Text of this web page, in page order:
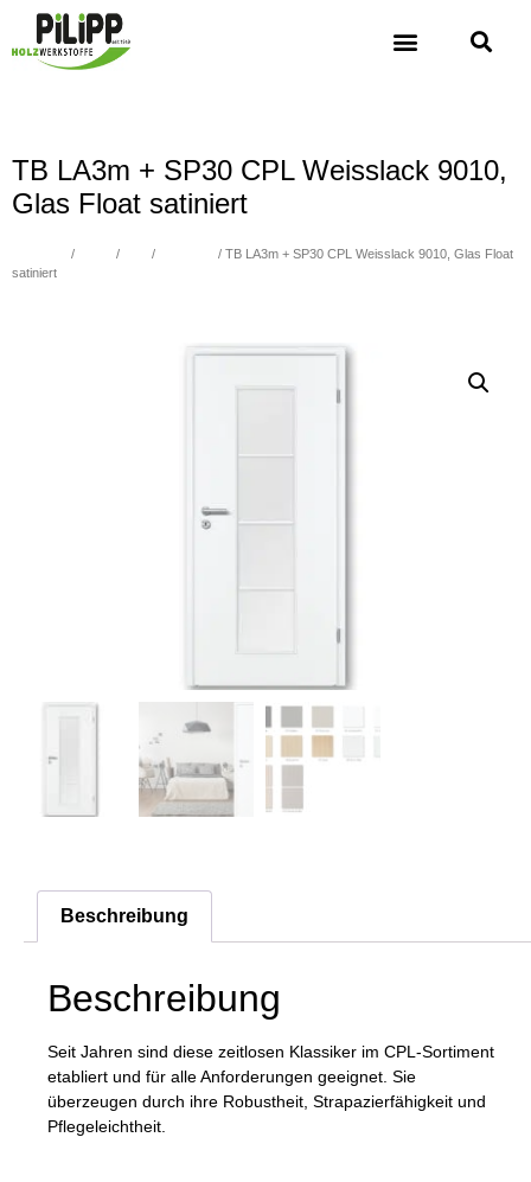
TB LA3m + SP30 CPL Weisslack 9010,
Glas Float satiniert
/ / /
/ TB LA3m + SP30 CPL Weisslack 9010, Glas Float
satiniert
Beschreibung
Beschreibung
Seit Jahren sind diese zeitlosen Klassiker im CPL-Sortiment
etabliert und für alle Anforderungen geeignet. Sie
überzeugen durch ihre Robustheit, Strapazierfähigkeit und
Pflegeleichtheit.